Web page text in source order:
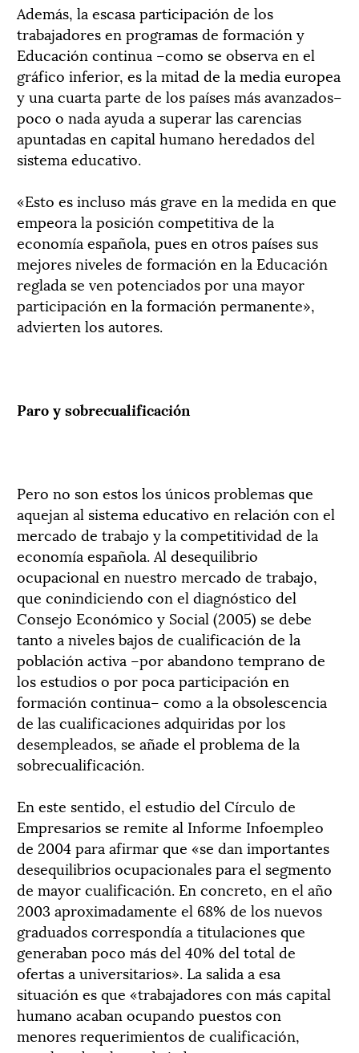
Además, la escasa participación de los
trabajadores en programas de formación y
Educación continua –como se observa en el
gráfico inferior, es la mitad de la media europea
y una cuarta parte de los países más avanzados–
poco o nada ayuda a superar las carencias
apuntadas en capital humano heredados del
sistema educativo.
«Esto es incluso más grave en la medida en que
empeora la posición competitiva de la
economía española, pues en otros países sus
mejores niveles de formación en la Educación
reglada se ven potenciados por una mayor
participación en la formación permanente»,
advierten los autores.
Paro y sobrecualificación
Pero no son estos los únicos problemas que
aquejan al sistema educativo en relación con el
mercado de trabajo y la competitividad de la
economía española. Al desequilibrio
ocupacional en nuestro mercado de trabajo,
que conindiciendo con el diagnóstico del
Consejo Económico y Social (2005) se debe
tanto a niveles bajos de cualificación de la
población activa –por abandono temprano de
los estudios o por poca participación en
formación continua– como a la obsolescencia
de las cualificaciones adquiridas por los
desempleados, se añade el problema de la
sobrecualificación.
En este sentido, el estudio del Círculo de
Empresarios se remite al Informe Infoempleo
de 2004 para afirmar que «se dan importantes
desequilibrios ocupacionales para el segmento
de mayor cualificación. En concreto, en el año
2003 aproximadamente el 68% de los nuevos
graduados correspondía a titulaciones que
generaban poco más del 40% del total de
ofertas a universitarios». La salida a esa
situación es que «trabajadores con más capital
humano acaban ocupando puestos con
menores requerimientos de cualificación,